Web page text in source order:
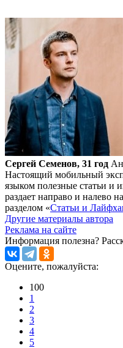
Сергей Семенов, 31 год
Настоящий мобильный
языком полезные статьи и
раздает направо и налево
разделом «Статьи и
Другие материалы автора
Реклама на сайте
Информация полезна?
Оцените, пожалуйста:
100
1
2
3
4
5